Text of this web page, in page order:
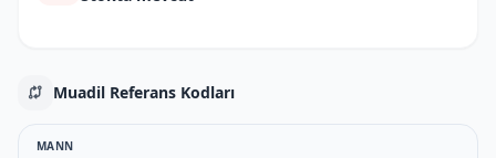
Muadil Referans Kodları
MANN